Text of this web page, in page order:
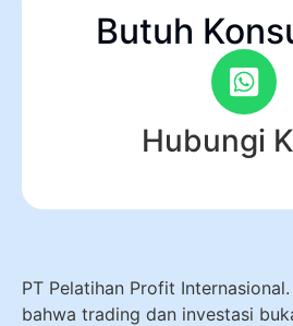
Butuh
Hubungi
PT Pelatihan Profit
bahwa trading dan investasi